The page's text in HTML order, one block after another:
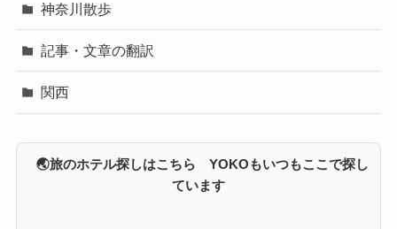
神奈川散歩
記事・文章の翻訳
関西
🌏旅のホテル探しはこちら YOKOもいつもここで探し
ています